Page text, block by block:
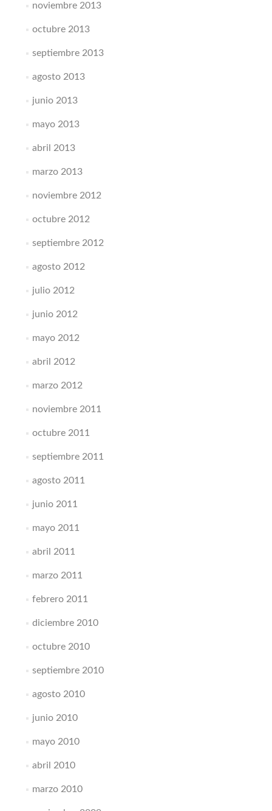
noviembre 2013
octubre 2013
septiembre 2013
agosto 2013
junio 2013
mayo 2013
abril 2013
marzo 2013
noviembre 2012
octubre 2012
septiembre 2012
agosto 2012
julio 2012
junio 2012
mayo 2012
abril 2012
marzo 2012
noviembre 2011
octubre 2011
septiembre 2011
agosto 2011
junio 2011
mayo 2011
abril 2011
marzo 2011
febrero 2011
diciembre 2010
octubre 2010
septiembre 2010
agosto 2010
junio 2010
mayo 2010
abril 2010
marzo 2010